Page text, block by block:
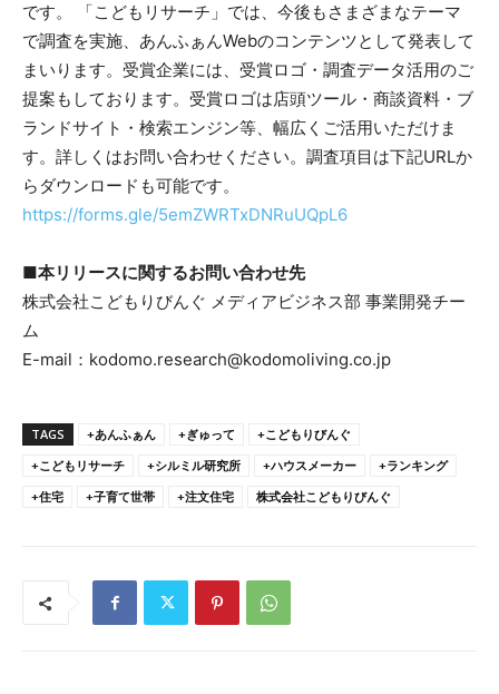
です。 「こどもリサーチ」では、今後もさまざまなテーマ
で調査を実施、あんふぁんWebのコンテンツとして発表して
まいります。受賞企業には、受賞ロゴ・調査データ活用のご
提案もしております。受賞ロゴは店頭ツール・商談資料・ブ
ランドサイト・検索エンジン等、幅広くご活用いただけま
す。詳しくはお問い合わせください。調査項目は下記URLか
らダウンロードも可能です。
https://forms.gle/5emZWRTxDNRuUQpL6
■本リリースに関するお問い合わせ先
株式会社こどもりびんぐ メディアビジネス部 事業開発チー
ム
E-mail：kodomo.research@kodomoliving.co.jp
TAGS +あんふぁん +ぎゅって
+こどもりびんぐ
+こどもリサーチ
+シルミル研究所 +ハウスメーカー
+ランキング
+住宅
+子育て世帯 +注文住宅 株式会社こどもりびんぐ